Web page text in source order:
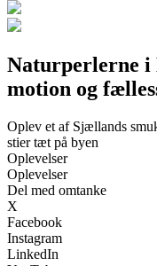
Naturperlerne i
motion og
Oplev et af Sjællands
stier tæt på byen
Oplevelser
Oplevelser
Del med omtanke
X
Facebook
Instagram
LinkedIn